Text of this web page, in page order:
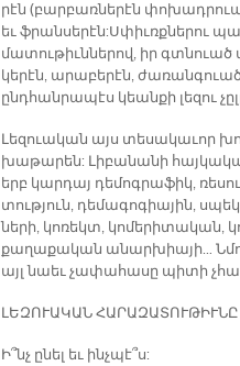
րէն (բար­բառ­նե­րէն
եւ ֆրան­սե­րէն: Սփիւռք­նե­րու
մա­տու­թիւն­նե­րով, իր
կե­րէն, ա­րա­բե­րէն,
ընդ­հան­րա­պէս կեան­քի լե­զու
Լե­զուա­կան այս տե­սա­կա­ւոր
խա­թա­րեն: Լի­բա­նա­նի
երբ կար­դայ դե­մոգ­րա­ֆիկ,
տու­թյուն, դե­մա­գո­գիա­յին,
նե­րի, կո­ռեկտ, կո­մե­րի­տա­կան,
քա­ղա­քա­կան ա­նար­խիա­յի…
այլ նաեւ չա­փա­հա­սը պի­տի
ԼԵ­ԶՈ­ՒԱ­ԿԱՆ
Ի՞նչ ը­նել եւ ինչ­պէ՞ս: